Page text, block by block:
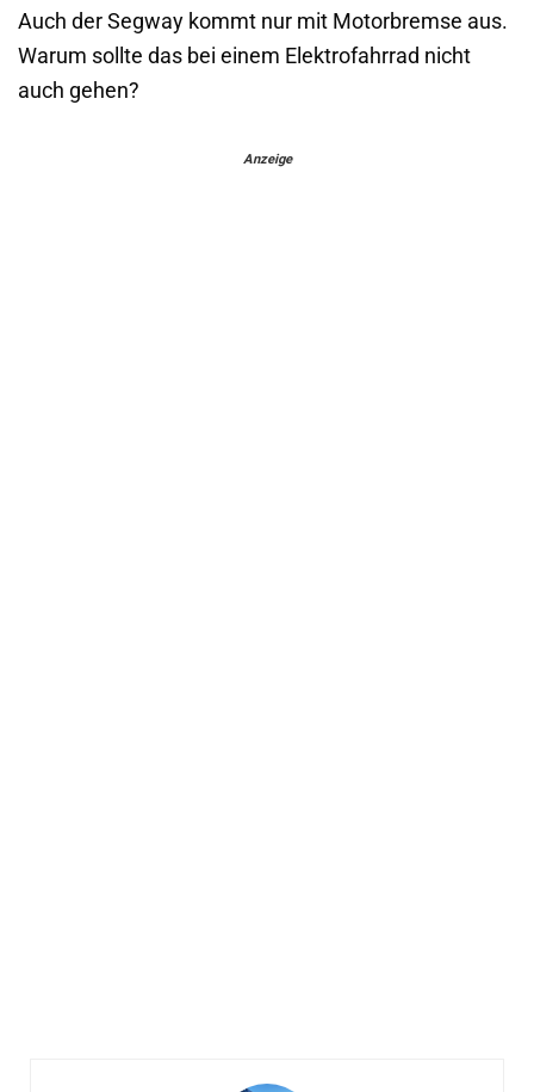
Auch der Segway kommt nur mit Motorbremse aus.
Warum sollte das bei einem Elektrofahrrad nicht
auch gehen?
Anzeige